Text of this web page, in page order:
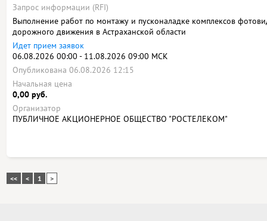
Запрос информации (RFI)
Выполнение работ по монтажу и пусконаладке комплексов
дорожного движения в Астраханской области
Идет прием заявок
06.08.2026 00:00 - 11.08.2026 09:00 МСК
Опубликована 06.08.2026 12:15
Начальная цена
0,00 руб.
Организатор
ПУБЛИЧНОЕ АКЦИОНЕРНОЕ ОБЩЕСТВО "РОСТЕЛЕКОМ"
<< < 1 >